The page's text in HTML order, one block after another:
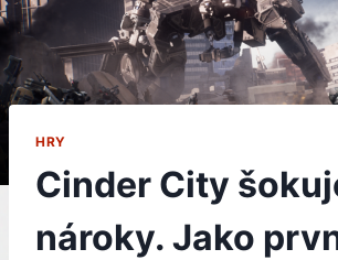
HRY
Cinder City
nároky. Jako